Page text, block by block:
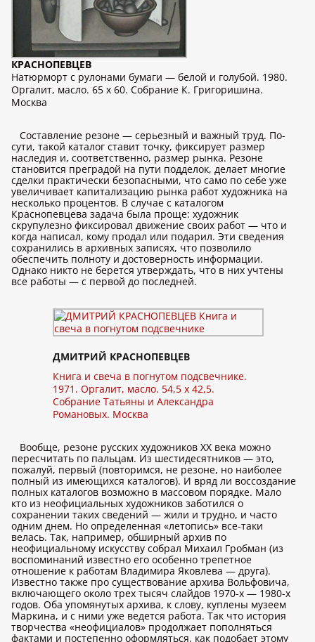
КРАСНОПЕВЦЕВ
Натюрморт с рулонами бумаги — белой и голубой. 1980.
Оргалит, масло. 65 x 60. Собрание К. Григоришина.
Москва
Составление резоне — серьезный и важный труд. По-
сути, такой каталог ставит точку, фиксирует размер
наследия и, соответственно, размер рынка. Резоне
становится преградой на пути подделок, делает многие
сделки практически безопасными, что само по себе уже
увеличивает капитализацию рынка работ художника на
несколько процентов. В случае с каталогом
Краснопевцева задача была проще: художник
скрупулезно фиксировал движение своих работ — что и
когда написал, кому продал или подарил. Эти сведения
сохранились в архивных записях, что позволило
обеспечить полноту и достоверность информации.
Однако никто не берется утверждать, что в них учтены
все работы — с первой до последней.
ДМИТРИЙ КРАСНОПЕВЦЕВ
Книга и свеча в погнутом подсвечнике.
1971. Оргалит, масло. 54,5 x 42,5.
Собрание Татьяны и Александра
Романовых. Москва
Вообще, резоне русских художников XX века можно
пересчитать по пальцам. Из шестидесятников — это,
пожалуй, первый (повторимся, не резоне, но наиболее
полный из имеющихся каталогов). И вряд ли воссоздание
полных каталогов возможно в массовом порядке. Мало
кто из неофициальных художников заботился о
сохранении таких сведений — жили и трудно, и часто
одним днем. Но определенная «летопись» все-таки
велась. Так, например, обширный архив по
неофициальному искусству собрал Михаил Гробман (из
воспоминаний известно его особенно трепетное
отношение к работам Владимира Яковлева — друга).
Известно также про существование архива Вольфовича,
включающего около трех тысяч слайдов 1970-х — 1980-х
годов. Оба упомянутых архива, к слову, куплены музеем
Маркина, и с ними уже ведется работа. Так что история
творчества «неофициалов» продолжает пополняться
фактами и постепенно оформляться, как подобает этому